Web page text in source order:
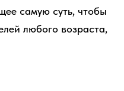
самую суть, чтобы
любого возраста,